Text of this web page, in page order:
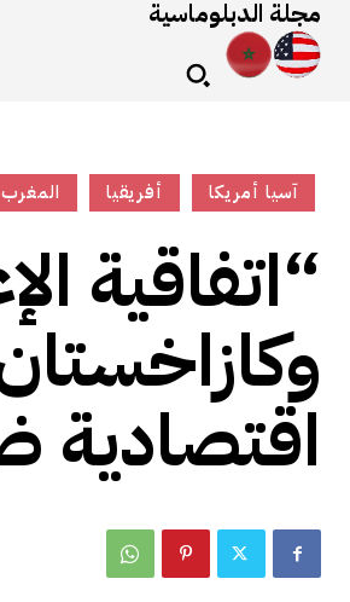
مجلة الدبلوماسية
آسيا أمريكا أفريقيا المغرب
“اتفاقية
اقتصادية